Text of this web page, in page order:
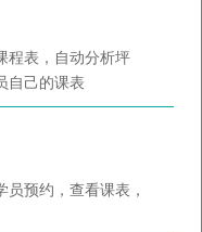
程表，自动分析坪
自己的课表
预约，查看课表，